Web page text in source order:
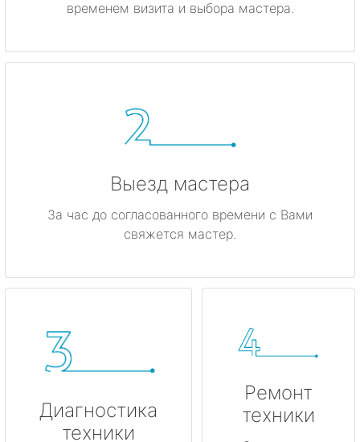
временем визита и выбора мастера.
Выезд мастера
За час до согласованного времени с Вами
свяжется мастер.
Диагностика
техники
Ремонт
техники